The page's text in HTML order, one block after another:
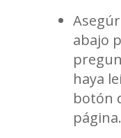
abajo
haya
botón
página.